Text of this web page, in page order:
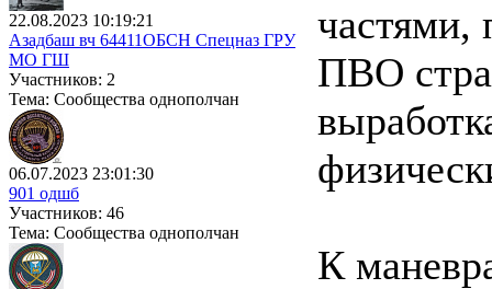
22.08.2023 10:19:21
Азадбаш вч 64411ОБСН Спецназ ГРУ
МО ГШ
Участников: 2
Тема: Сообщества однополчан
06.07.2023 23:01:30
901 одшб
Участников: 46
Тема: Сообщества однополчан
частями,
ПВО
К